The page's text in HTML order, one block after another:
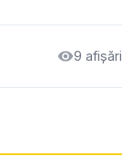
9 afișări